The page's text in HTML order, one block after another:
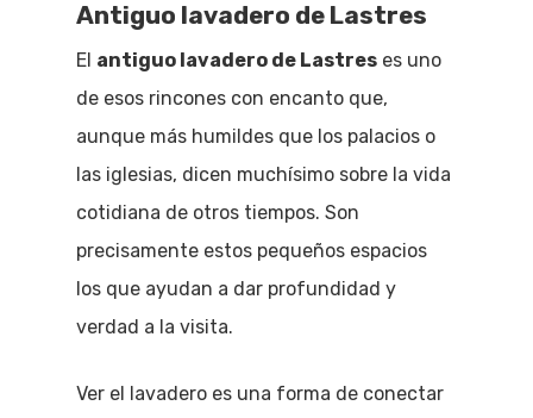
Antiguo lavadero de Lastres
El antiguo lavadero de Lastres es uno
de esos rincones con encanto que,
aunque más humildes que los palacios o
las iglesias, dicen muchísimo sobre la vida
cotidiana de otros tiempos. Son
precisamente estos pequeños espacios
los que ayudan a dar profundidad y
verdad a la visita.
Ver el lavadero es una forma de conectar